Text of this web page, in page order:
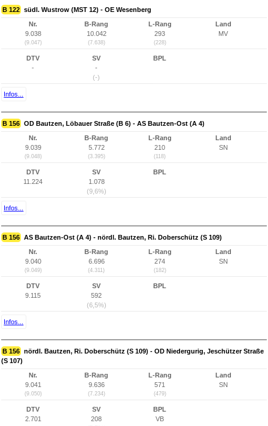
B 122 südl. Wustrow (MST 12) - OE Wesenberg
Nr.
9.038
(9.047)
B-Rang
10.042
(7.638)
L-Rang
293
(228)
Land
MV
DTV
-
SV
-
(-)
BPL
Infos...
B 156 OD Bautzen, Löbauer Straße (B 6) - AS Bautzen-Ost (A 4)
Nr.
9.039
(9.048)
B-Rang
5.772
(3.395)
L-Rang
210
(118)
Land
SN
DTV
11.224
SV
1.078
(9,6%)
BPL
Infos...
B 156 AS Bautzen-Ost (A 4) - nördl. Bautzen, Ri. Doberschütz (S 109)
Nr.
9.040
(9.049)
B-Rang
6.696
(4.311)
L-Rang
274
(182)
Land
SN
DTV
9.115
SV
592
(6,5%)
BPL
Infos...
B 156 nördl. Bautzen, Ri. Doberschütz (S 109) - OD Niedergurig, Jeschützer Straße
(S 107)
Nr.
9.041
(9.050)
B-Rang
9.636
(7.234)
L-Rang
571
(479)
Land
SN
DTV
2.701
SV
208
BPL
VB